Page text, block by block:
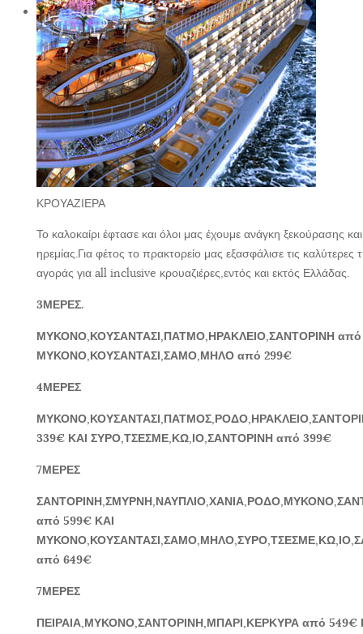
ΚΡΟΥΑΖΙΕΡΑ
Το καλοκαίρι έφτασε και όλοι μας έχουμε ανάγκη ξεκούρασης και
ηρεμίας.Για φέτος το πρακτορείο μας εξασφάλισε τις καλύτερες
αγοράς για all inclusive κρουαζιέρες,εντός και εκτός Ελλάδας.
3ΜΕΡΕΣ.
ΜΥΚΟΝΟ,ΚΟΥΣΑΝΤΑΣΙ,ΠΑΤΜΟ,ΗΡΑΚΛΕΙΟ,ΣΑΝΤΟΡΙΝΗ από
ΜΥΚΟΝΟ,ΚΟΥΣΑΝΤΑΣΙ,ΣΑΜΟ,ΜΗΛΟ από 299€
4ΜΕΡΕΣ
339€ ΚΑΙ ΣΥΡΟ,ΤΣΕΣΜΕ,ΚΩ,ΙΟ,ΣΑΝΤΟΡΙΝΗ από 399€
7ΜΕΡΕΣ
από 599€ ΚΑΙ
από 649€
7ΜΕΡΕΣ
ΠΕΙΡΑΙΑ,ΜΥΚΟΝΟ,ΣΑΝΤΟΡΙΝΗ,ΜΠΑΡΙ,ΚΕΡΚΥΡΑ από 549€